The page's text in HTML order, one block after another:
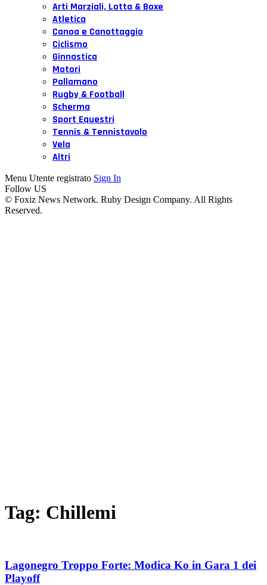
Arti Marziali, Lotta & Boxe
Atletica
Canoa e Canottaggio
Ciclismo
Ginnastica
Motori
Pallamano
Rugby & Football
Scherma
Sport Equestri
Tennis & Tennistavolo
Vela
Altri
Menu Utente registrato Sign In
Follow US
© Foxiz News Network. Ruby Design Company. All Rights
Reserved.
Tag: Chillemi
Lagonegro Troppo Forte: Modica Ko in Gara 1 dei
Playoff